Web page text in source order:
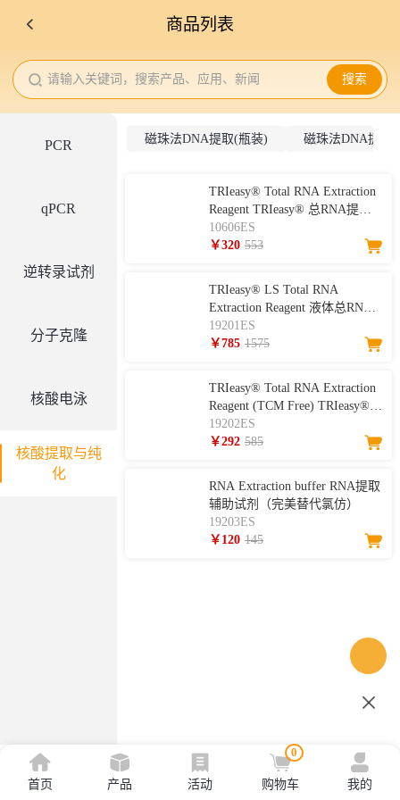
商品列表
请输入关键词，搜索产品、应用、新闻 搜索
PCR
qPCR
逆转录试剂
分子克隆
核酸电泳
核酸提取与纯
化
磁珠法DNA提取(瓶装) 磁珠法DNA提取(
TRIeasy® Total RNA Extraction
Reagent TRIeasy® 总RNA提取
试剂(同TRIzol)
10606ES
￥320 553
TRIeasy® LS Total RNA
Extraction Reagent 液体总RNA
提取试剂（同TRIzol LS）
19201ES
￥785 1575
TRIeasy® Total RNA Extraction
Reagent (TCM Free) TRIeasy®
总RNA提取试剂（免氯仿）
19202ES
￥292 585
RNA Extraction buffer RNA提取
辅助试剂（完美替代氯仿）
19203ES
￥120 145
首页 产品 活动
0
购物车 我的